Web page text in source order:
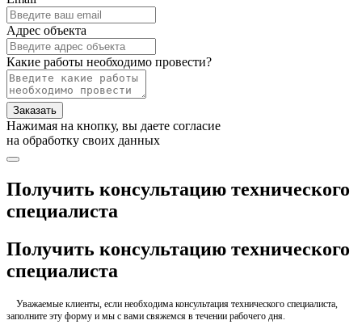
Адрес объекта
Какие работы необходимо провести?
Заказать
Нажимая на кнопку, вы даете согласие
на обработку своих данных
Получить консультацию технического
специалиста
Получить консультацию технического
специалиста
Уважаемые клиенты, если необходима консультация технического специалиста,
заполните эту форму и мы с вами свяжемся в течении рабочего дня.